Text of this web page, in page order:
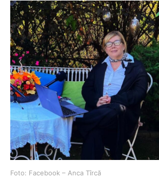
Foto: Facebook – Anca Tîrcă